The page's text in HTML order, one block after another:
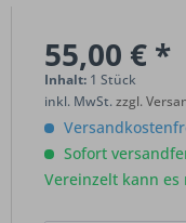
55,00 € *
Inhalt: 1 Stück
inkl. MwSt.zzgl.
Sofort
Vereinzelt kann es